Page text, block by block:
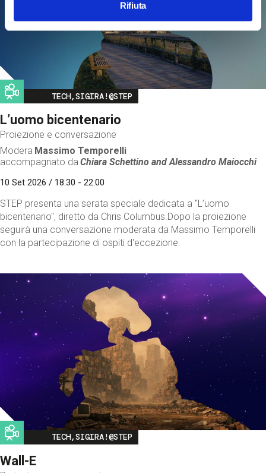
Rifiuta
Image
TECH,SIGIRA!@STEP
L’uomo bicentenario
Proiezione e conversazione
Modera Massimo Temporelli
accompagnato da Chiara Schettino andAlessandro Maiocchi
10 Set 2026 / 18:30 - 22:00
STEP presenta una serata speciale dedicata a "L’uomo
bicentenario", diretto da Chris Columbus.Dopo la proiezione
seguirà una conversazione moderata da Massimo Temporelli
con la partecipazione di ospiti d'eccezione.
Image
TECH,SIGIRA!@STEP
Wall-E